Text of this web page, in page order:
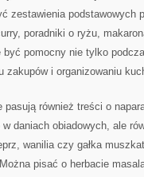
zestawienia podstawowych
poradniki o ryżu,
pomocny nie tylko
zakupów i organizowaniu
pasują również treści o
daniach obiadowych, ale
wanilia czy gałka
pisać o herbacie